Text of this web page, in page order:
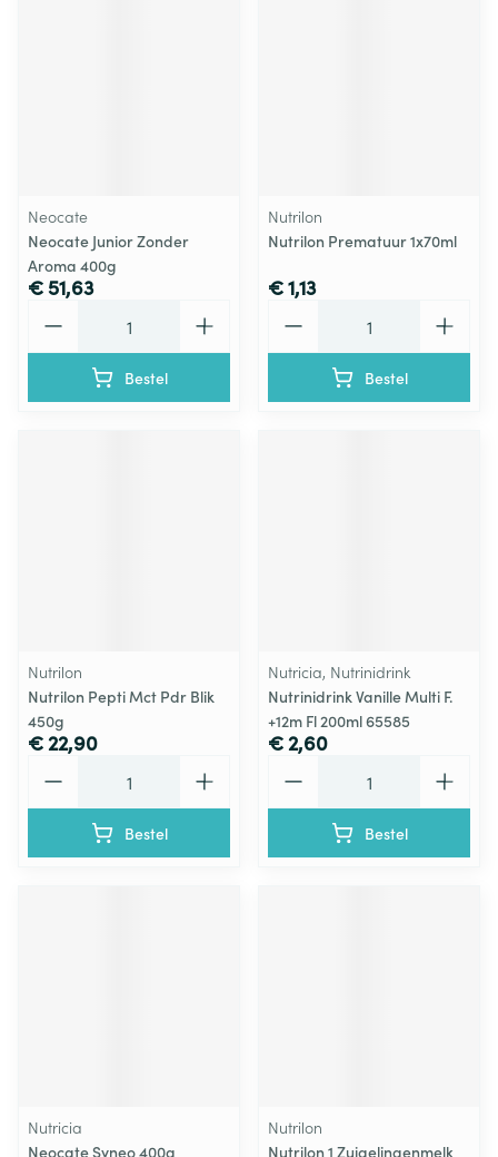
Neocate
Neocate Junior Zonder
Aroma 400g
€ 51,63
Bestel
Nutrilon
Nutrilon Prematuur 1x70ml
€ 1,13
Bestel
Nutrilon
Nutrilon Pepti Mct Pdr Blik
450g
€ 22,90
Bestel
Nutricia, Nutrinidrink
Nutrinidrink Vanille Multi F.
+12m Fl 200ml 65585
€ 2,60
Bestel
Nutricia
Neocate Syneo 400g
Nutrilon
Nutrilon 1 Zuigelingenmelk